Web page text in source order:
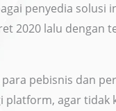
penyedia solusi
2020 lalu dengan
pebisnis dan
agar tidak